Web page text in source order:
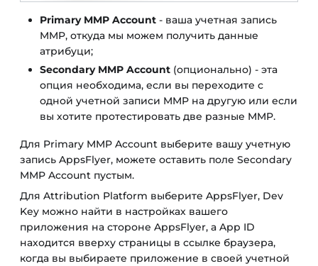
Primary MMP Account - ваша учетная запись
MMP, откуда мы можем получить данные
атрибуци;
Secondary MMP Account (опционально) - эта
опция необходима, если вы переходите с
одной учетной записи MMP на другую или если
вы хотите протестировать две разные MMP.
Для Primary MMP Account выберите вашу учетную
запись AppsFlyer, можете оставить поле Secondary
MMP Account пустым.
Для Attribution Platform выберите AppsFlyer, Dev
Key можно найти в настройках вашего
приложения на стороне AppsFlyer, а App ID
находится вверху страницы в ссылке браузера,
когда вы выбираете приложение в своей учетной